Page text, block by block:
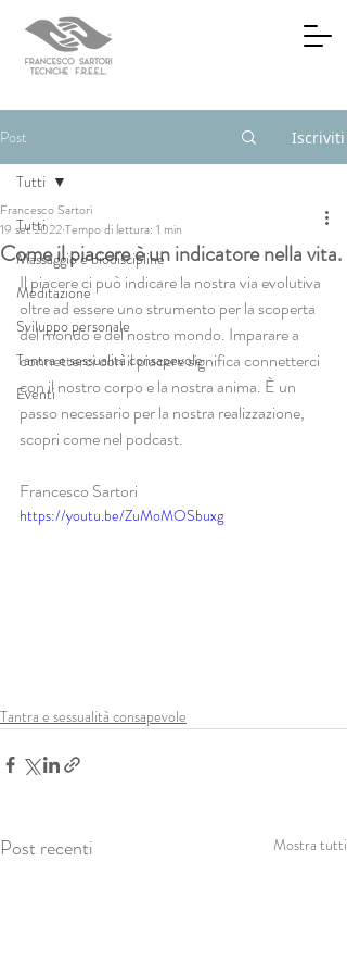
Post Iscriviti
Tutti
Massaggio e biodiscipline
Meditazione
Sviluppo personale
Tantra e sessualità consapevole
Eventi
Tutti
Come il piacere è un indicatore nella vita.
Francesco Sartori
19 set 2022Tempo di lettura: 1 min
Il piacere ci può indicare la nostra via evolutiva
oltre ad essere uno strumento per la scoperta
del mondo e del nostro mondo. Imparare a
connetterci con il piacere significa connetterci
con il nostro corpo e la nostra anima. È un
passo necessario per la nostra realizzazione,
scopri come nel podcast.
Francesco Sartori
https://youtu.be/ZuMoMOSbuxg
Tantra e sessualità consapevole
Post recenti Mostra tutti